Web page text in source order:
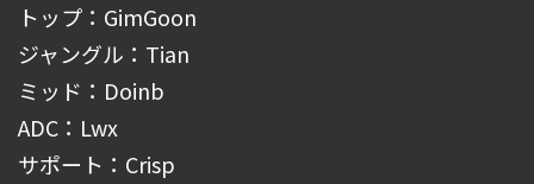
トップ：GimGoon
ジャングル：Tian
ミッド：Doinb
ADC：Lwx
サポート：Crisp